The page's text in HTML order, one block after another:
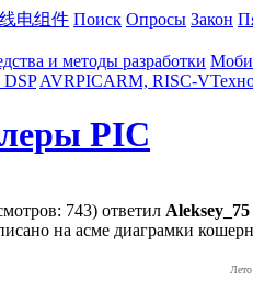
电组件 Поиск Опросы Закон
и методы разработки
AVRPICARM, RISC-V
PIC
743) ответил Aleksey_75
на асме диаграмки